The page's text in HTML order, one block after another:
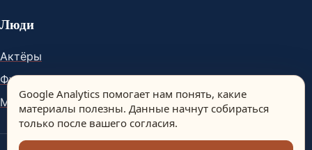
Люди
Актёры
Футболисты
Музыканты
Google Analytics помогает нам понять, какие
материалы полезны. Данные начнут собираться
только после вашего согласия.